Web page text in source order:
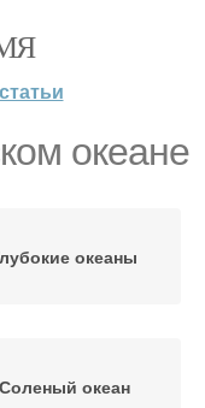
статьи
океане
океаны
Соленый океан